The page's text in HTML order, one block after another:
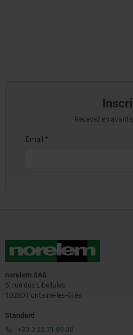
Recevez en
norelem SAS
5, rue des Libellules
10280 Fontaine-les-Grès
Standard
+33 3 25 71 89 30